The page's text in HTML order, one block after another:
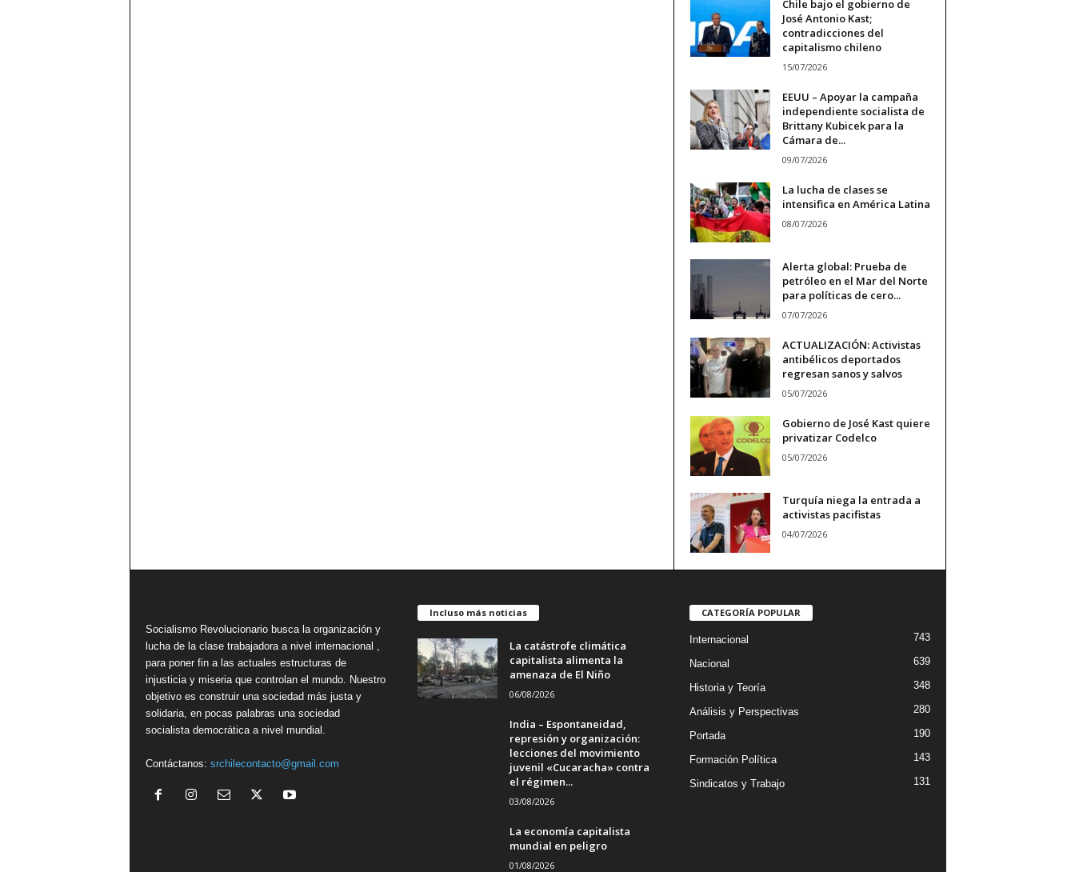
Chile bajo el gobierno de
José Antonio Kast;
contradicciones del
capitalismo chileno
15/07/2026
EEUU – Apoyar la campaña
independiente socialista de
Brittany Kubicek para la
Cámara de...
09/07/2026
La lucha de clases se
intensifica en América Latina
08/07/2026
Alerta global: Prueba de
petróleo en el Mar del Norte
para políticas de cero...
07/07/2026
ACTUALIZACIÓN: Activistas
antibélicos deportados
regresan sanos y salvos
05/07/2026
Gobierno de José Kast quiere
privatizar Codelco
05/07/2026
Turquía niega la entrada a
activistas pacifistas
04/07/2026
Socialismo Revolucionario busca la organización y
lucha de la clase trabajadora a nivel internacional ,
para poner fin a las actuales estructuras de
injusticia y miseria que controlan el mundo. Nuestro
objetivo es construir una sociedad más justa y
solidaria, en pocas palabras una sociedad
socialista democrática a nivel mundial.
Contáctanos: srchilecontacto@gmail.com
Incluso más noticias
La catástrofe climática
capitalista alimenta la
amenaza de El Niño
06/08/2026
India – Espontaneidad,
represión y organización:
lecciones del movimiento
juvenil «Cucaracha» contra
el régimen...
03/08/2026
La economía capitalista
mundial en peligro
01/08/2026
CATEGORÍA POPULAR
Internacional 743
Nacional 639
Historia y Teoría 348
Análisis y Perspectivas 280
Portada 190
Formación Política 143
Sindicatos y Trabajo 131